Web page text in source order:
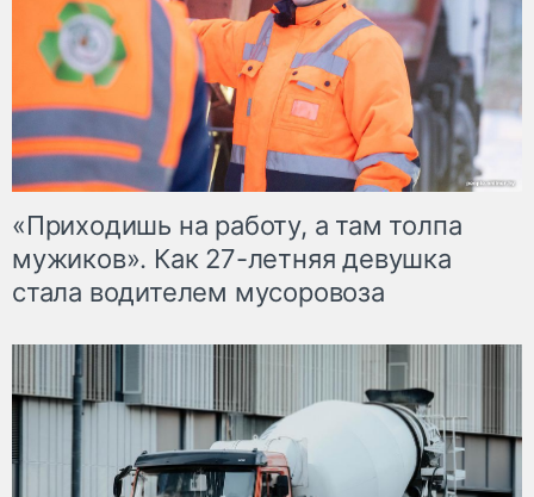
«Приходишь на работу, а там толпа
мужиков». Как 27-летняя девушка
стала водителем мусоровоза